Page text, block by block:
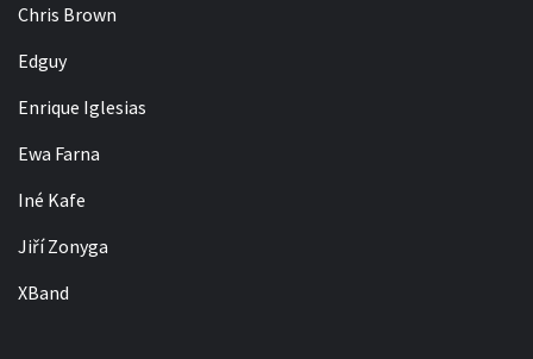
Chris Brown
Edguy
Enrique Iglesias
Ewa Farna
Iné Kafe
Jiří Zonyga
XBand